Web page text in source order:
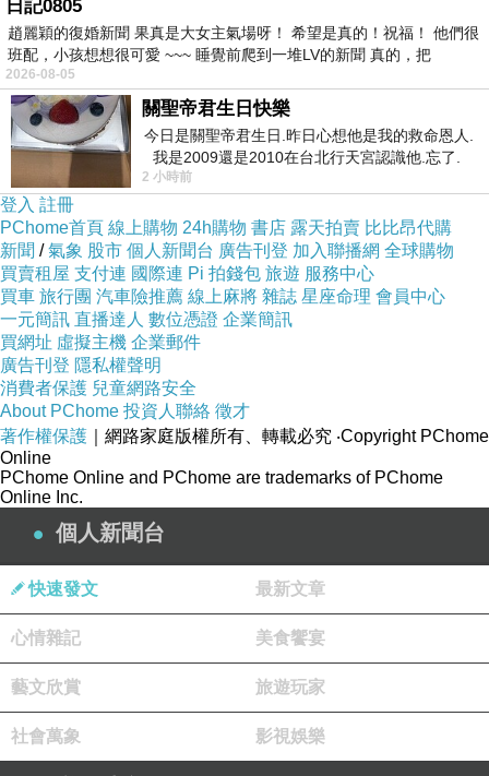
還是幫哥哥在門口拍張照片吧！
日記0805
趙麗穎的復婚新聞 果真是大女主氣場呀！ 希望是真的！祝福！ 他們很
班配，小孩想想很可愛 ~~~ 睡覺前爬到一堆LV的新聞 真的，把
2026-08-05
關聖帝君生日快樂
今日是關聖帝君生日.昨日心想他是我的救命恩人.
我是2009還是2010在台北行天宮認識他.忘了.
一個奇摩交友的網友學
2 小時前
登入 註冊
PChome首頁 線上購物 24h購物 書店 露天拍賣 比比昂代購
新聞 /氣象 股市 個人新聞台 廣告刊登 加入聯播網 全球購物
買賣租屋 支付連 國際連 Pi 拍錢包 旅遊 服務中心
買車 旅行團 汽車險推薦 線上麻將 雜誌 星座命理 會員中心
一元簡訊 直播達人 數位憑證 企業簡訊
買網址 虛擬主機 企業郵件
廣告刊登 隱私權聲明
消費者保護 兒童網路安全
About PChome 投資人聯絡 徵才
著作權保護 ｜網路家庭版權所有、轉載必究 ‧Copyright PChome
Online
PChome Online and PChome are trademarks of PChome
Online Inc.
個人新聞台
快速發文 最新文章
心情雜記 美食饗宴
藝文欣賞 旅遊玩家
社會萬象 影視娛樂